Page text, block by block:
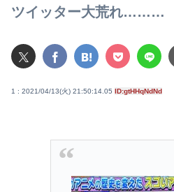
ツイッター大荒れ………
1 : 2021/04/13(火) 21:50:14.05 ID:gtHHqNdNd